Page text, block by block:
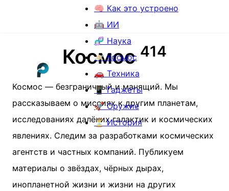
🧠 Как это устроено
🤖 ИИ
🧬 Наука
🪐 Космос
🚗 Техника
📱 Гаджеты
🚀 Оружие
⏳ История
Космос 414
Космос — безграничный и манящий. Мы
рассказываем о миссиях к другим планетам,
исследованиях далёких галактик и космических
явлениях. Следим за разработками космических
агентств и частных компаний. Публикуем
материалы о звёздах, чёрных дырах,
инопланетной жизни и жизни на других